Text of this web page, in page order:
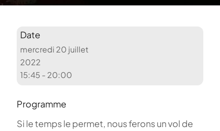
Date
mercredi 20 juillet
2022
15:45 - 20:00
Programme
Si le temps le permet, nous ferons un vol de